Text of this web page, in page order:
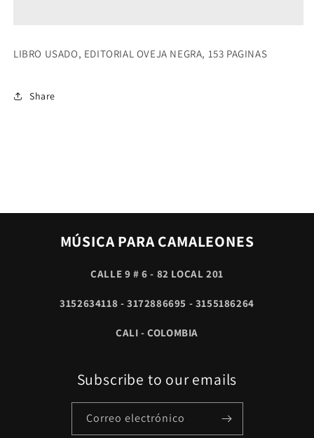
ZAFRA
ZAFRA
LIBRO USADO, EDITORIAL OVEJA NEGRA, 153 PAGINAS
Share
MÚSICA PARA CAMALEONES
CALLE 9 # 6 - 82 LOCAL 201
3152634118 - 3172886695 - 3155186264
CALI - COLOMBIA
Subscribe to our emails
Correo electrónico